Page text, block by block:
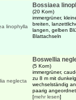
Bossiaea
(20 Korn)
immergrüner,
breiten,
langen, gelben
Blattachseln
Boswellia
(5 Korn)
immergrüner,
zu 8 m mit
wechselständig
paarig
[mehr lesen]